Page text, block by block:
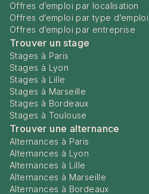
Offres d’emploi par localisation
Offres d’emploi par type d’emploi
Offres d’emploi par entreprise
Trouver un stage
Stages à Paris
Stages à Lyon
Stages à Lille
Stages à Marseille
Stages à Bordeaux
Stages à Toulouse
Trouver une alternance
Alternances à Paris
Alternances à Lyon
Alternances à Lille
Alternances à Marseille
Alternances à Bordeaux